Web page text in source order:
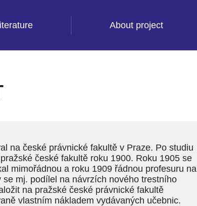
About project
na české právnické fakultě v Praze. Po studiu
české fakultě roku 1900. Roku 1905 se
mimořádnou a roku 1909 řádnou profesuru na
mj. podílel na návrzích nového trestního
na pražské české právnické fakultě
vlastním nákladem vydávaných učebnic.